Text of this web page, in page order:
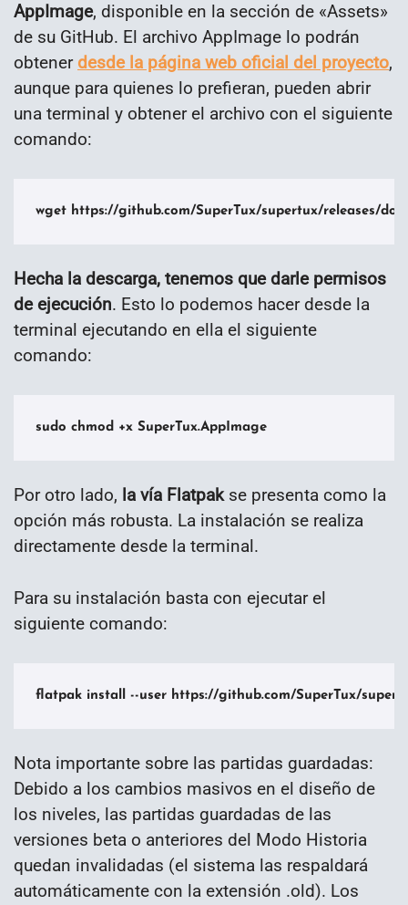
AppImage, disponible en la sección de «Assets»
de su GitHub. El archivo AppImage lo podrán
obtener desde la página web oficial del proyecto,
aunque para quienes lo prefieran, pueden abrir
una terminal y obtener el archivo con el siguiente
comando:
wget https://github.com/SuperTux/supertux/releases/
Hecha la descarga, tenemos que darle permisos
de ejecución. Esto lo podemos hacer desde la
terminal ejecutando en ella el siguiente
comando:
sudo chmod +x SuperTux.AppImage
Por otro lado, la vía Flatpakse presenta como la
opción más robusta. La instalación se realiza
directamente desde la terminal.
Para su instalación basta con ejecutar el
siguiente comando:
flatpak install --user https://github.com/SuperTux/
Nota importante sobre las partidas guardadas:
Debido a los cambios masivos en el diseño de
los niveles, las partidas guardadas de las
versiones beta o anteriores del Modo Historia
quedan invalidadas (el sistema las respaldará
automáticamente con la extensión .old). Los